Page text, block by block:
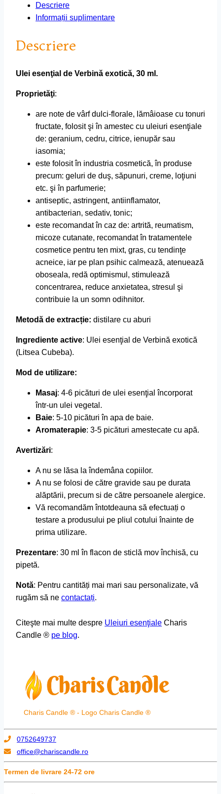
Descriere
Informații suplimentare
Descriere
Ulei esenţial de Verbină exotică, 30 ml.
Proprietăţi:
are note de vârf dulci-florale, lămâioase cu tonuri
fructate, folosit şi în amestec cu uleiuri esenţiale
de: geranium, cedru, citrice, ienupăr sau
iasomia;
este folosit în industria cosmetică, în produse
precum: geluri de duş, săpunuri, creme, loţiuni
etc. şi în parfumerie;
antiseptic, astringent, antiinflamator,
antibacterian, sedativ, tonic;
este recomandat în caz de: artrită, reumatism,
micoze cutanate, recomandat în tratamentele
cosmetice pentru ten mixt, gras, cu tendinţe
acneice, iar pe plan psihic calmează, atenuează
oboseala, redă optimismul, stimulează
concentrarea, reduce anxietatea, stresul şi
contribuie la un somn odihnitor.
Metodă de extracție: distilare cu aburi
Ingrediente active: Ulei esenţial de Verbină exotică
(Litsea Cubeba).
Mod de utilizare:
Masaj: 4-6 picături de ulei esenţial încorporat
într-un ulei vegetal.
Baie: 5-10 picături în apa de baie.
Aromaterapie: 3-5 picături amestecate cu apă.
Avertizări:
A nu se lăsa la îndemâna copiilor.
A nu se folosi de către gravide sau pe durata
alăptării, precum si de către persoanele alergice.
Vă recomandăm întotdeauna să efectuați o
testare a produsului pe pliul cotului înainte de
prima utilizare.
Prezentare: 30 ml în flacon de sticlă mov închisă, cu
pipetă.
Notă: Pentru cantități mai mari sau personalizate, vă
rugăm să ne contactați.
Citeşte mai multe despre Uleiuri esenţiale Charis
Candle ® pe blog.
Charis Candle ® - Logo Charis Candle ®
0752649737
office@chariscandle.ro
Termen de livrare 24-72 ore